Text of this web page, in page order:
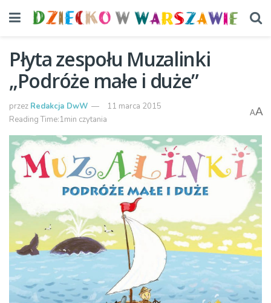
Płyta zespołu Muzalinki
„Podróże małe i duże”
przez Redakcja DwW
11 marca 2015
Reading Time:1min czytania
AA